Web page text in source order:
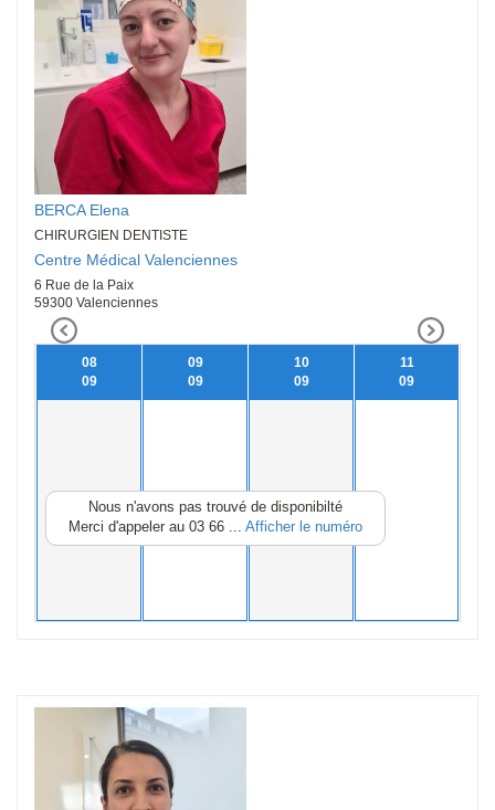
BERCA Elena
CHIRURGIEN DENTISTE
Centre Médical Valenciennes
6 Rue de la Paix
59300 Valenciennes
08
09
09
09
10
09
11
09
Nous n'avons pas trouvé de disponibilté
Merci d'appeler au 03 66 ... Afficher le numéro